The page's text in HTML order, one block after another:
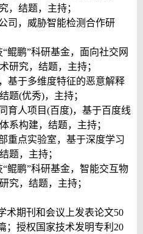
，结题，主持；
司， 威胁智能检测合作研
鲲鹏”科研基金， 面向社交网
研究，结题，主持；
基于多维度特征的恶意解释
题(优秀)，主持；
育人项目(百度)， 基于百度线
系构建，结题，主持；
重点实验室， 基于深度学习
题，主持；
鲲鹏”科研基金， 智能交互物
究，结题，主持；
术期刊和会议上发表论文50
；授权国家技术发明专利20